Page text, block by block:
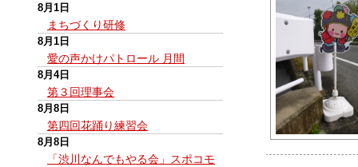
8月1日
まちづくり研修
8月1日
愛の声かけパトロール 月間
8月4日
第３回理事会
8月8日
第四回花踊り練習会
8月8日
「渋川なんでもやる会」スポコモ